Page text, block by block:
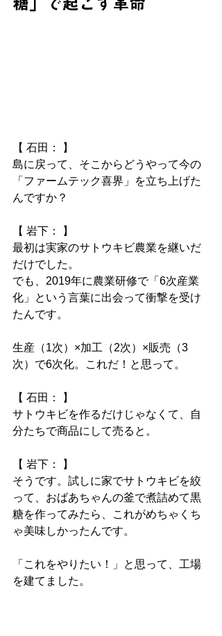
糖」で起こす革命
【 石田： 】
島に戻って、そこからどうやって今の
「ファームテック喜界」を立ち上げた
んですか？
【 岩下： 】
最初は実家のサトウキビ農業を継いだ
だけでした。
でも、2019年に農業研修で「6次産業
化」という言葉に出会って衝撃を受け
たんです。
生産（1次）×加工（2次）×販売（3
次）で6次化。これだ！と思って。
【 石田： 】
サトウキビを作るだけじゃなくて、自
分たちで商品にして売ると。
【 岩下： 】
そうです。試しに家でサトウキビを絞
って、おばあちゃんの釜で煮詰めて黒
糖を作ってみたら、これがめちゃくち
ゃ美味しかったんです。
「これをやりたい！」と思って、工場
を建てました。